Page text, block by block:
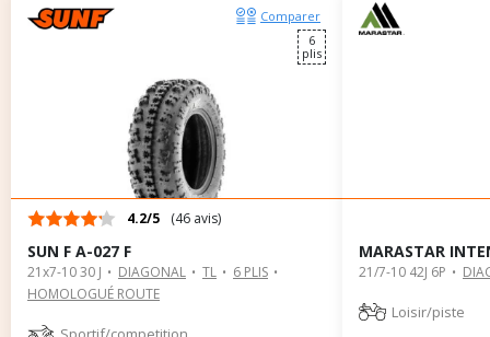
Comparer
6
plis
4.2/5 (46 avis)
SUN F A-027 F
21x7-10 30 J DIAGONAL TL
6 PLIS
HOMOLOGUÉ ROUTE
MARASTAR
21/7-10 42J 6P
Loisir/piste